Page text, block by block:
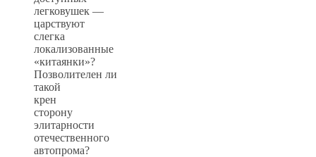
легковушек —
царствуют
слегка
локализованные
«китаянки»?
Позволителен ли
такой
крен
сторону
элитарности
отечественного
автопрома?